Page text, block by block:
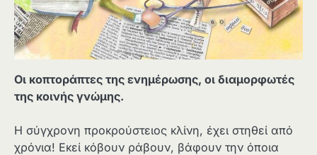
Οι κοπτοράπτες της ενημέρωσης, οι διαμορφωτές
της κοινής γνώμης.
Η σύγχρονη προκρούστειος κλίνη, έχει στηθεί από
χρόνια! Εκεί κόβουν ράβουν, βάφουν την όποια